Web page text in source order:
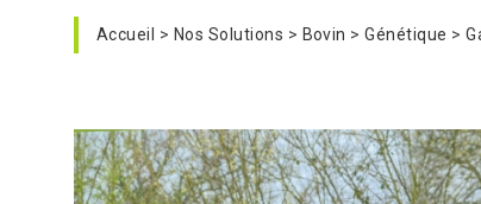
Accueil Nos Solutions Bovin Génétique